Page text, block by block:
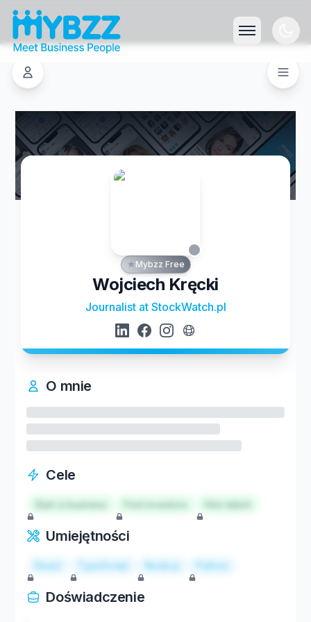
Mybzz Free
Wojciech Kręcki
Journalist at StockWatch.pl
O mnie
Cele
Start a business Hire talent
Umiejętności
React TypeScript Node.js Python
Doświadczenie